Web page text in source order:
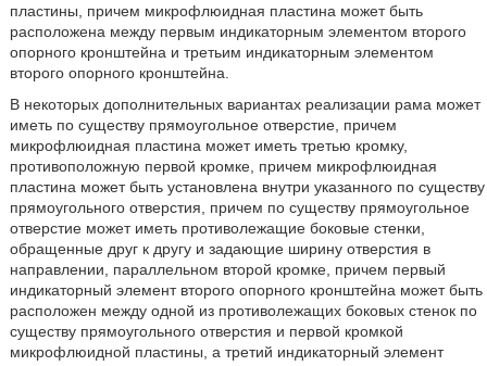
пластины, причем микрофлюидная пластина может быть
расположена между первым индикаторным элементом второго
опорного кронштейна и третьим индикаторным элементом
второго опорного кронштейна.
В некоторых дополнительных вариантах реализации рама может
иметь по существу прямоугольное отверстие, причем
микрофлюидная пластина может иметь третью кромку,
противоположную первой кромке, причем микрофлюидная
пластина может быть установлена внутри указанного по существу
прямоугольного отверстия, причем по существу прямоугольное
отверстие может иметь противолежащие боковые стенки,
обращенные друг к другу и задающие ширину отверстия в
направлении, параллельном второй кромке, причем первый
индикаторный элемент второго опорного кронштейна может быть
расположен между одной из противолежащих боковых стенок по
существу прямоугольного отверстия и первой кромкой
микрофлюидной пластины, а третий индикаторный элемент